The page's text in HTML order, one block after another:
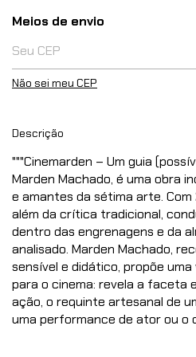
Entregas para o CEP:
Meios de envio
Não sei meu CEP
Descrição
"""Cinemarden – Um guia
Marden Machado, é uma obra
e amantes da sétima arte. Com
além da crítica tradicional,
dentro das engrenagens e da
analisado. Marden Machado,
sensível e didático, propõe
para o cinema: revela a faceta
ação, o requinte artesanal de
uma performance de ator ou o